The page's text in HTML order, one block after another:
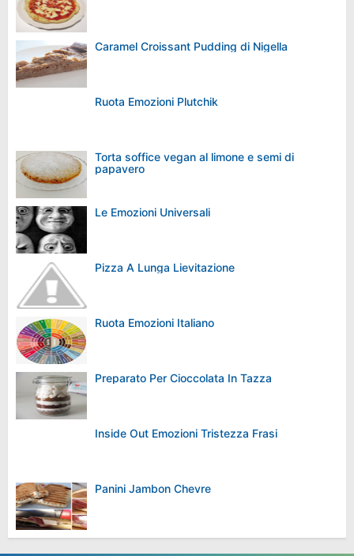
Caramel Croissant Pudding di Nigella
Ruota Emozioni Plutchik
Torta soffice vegan al limone e semi di
papavero
Le Emozioni Universali
Pizza A Lunga Lievitazione
Ruota Emozioni Italiano
Preparato Per Cioccolata In Tazza
Inside Out Emozioni Tristezza Frasi
Panini Jambon Chevre